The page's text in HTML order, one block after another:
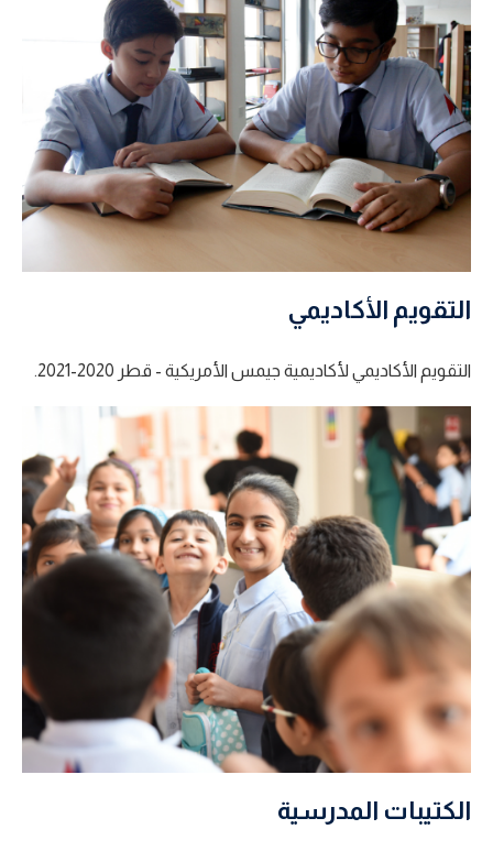
التقويم الأكاديمي
التقويم الأكاديمي لأكاديمية جيمس الأمريكية - قطر 2020-2021.
الكتيبات المدرسية